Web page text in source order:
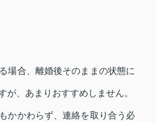
場合、離婚後そのままの状態に
が、あまりおすすめしません。
かかわらず、連絡を取り合う必